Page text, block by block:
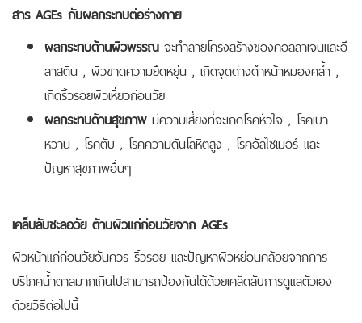
สาร AGEs กับผลกระทบต่อร่างกาย
ผลกระทบด้านผิวพรรณจะทำลายโครงสร้างของคอลลาเจนและอี
ลาสติน , ผิวขาดความยืดหยุ่น , เกิดจุดด่างดำหน้าหมองคล้ำ ,
เกิดริ้วรอยผิวเหี่ยวก่อนวัย
ผลกระทบด้านสุขภาพ มีความเสี่ยงที่จะเกิดโรคหัวใจ , โรคเบา
หวาน , โรคตับ , โรคความดันโลหิตสูง , โรคอัลไซเมอร์ และ
ปัญหาสุขภาพอื่นๆ
เคล็บลับชะลอวัย ต้านผิวแก่ก่อนวัยจาก AGEs
ผิวหน้าแก่ก่อนวัยอันควร ริ้วรอย และปัญหาผิวหย่อนคล้อยจากการ
บริโภคน้ำตาลมากเกินไปสามารถป้องกันได้ด้วยเคล็ดลับการดูแลตัวเอง
ด้วยวิธีต่อไปนี้